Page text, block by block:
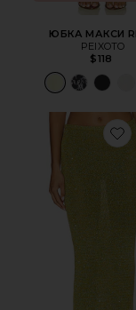
ЮБКА МАКСИ
PEIXOTO
$118